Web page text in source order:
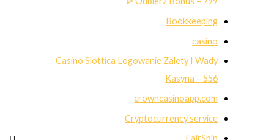
Bookkeeping
casino
Casino Slottica Logowanie Zalety I Wady
Kasyna – 556
crowncasinoapp.com
Cryptocurrency service